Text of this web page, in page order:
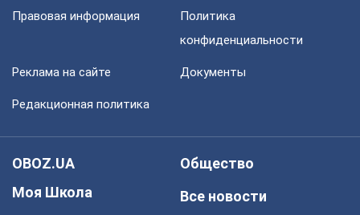
Правовая информация
Политика
конфиденциальности
Реклама на сайте Документы
Редакционная политика
OBOZ.UA
Моя Школа
Общество
Все новости